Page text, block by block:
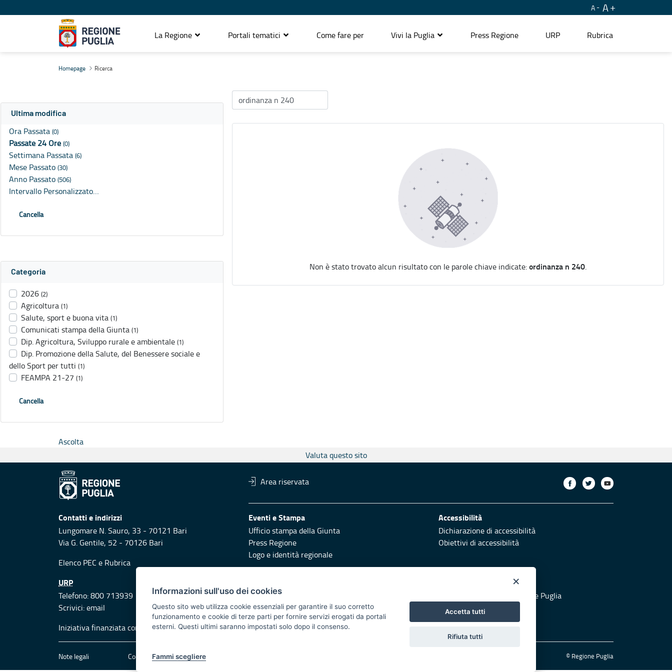
A A
La Regione Portali tematici Come fare per Vivi la Puglia Press Regione URP Rubrica
Homepage Ricerca
Ultima modifica
Ora Passata (0)
Passate 24 Ore (0)
Settimana Passata (6)
Mese Passato (30)
Anno Passato (506)
Intervallo Personalizzato…
Cancella
Categoria
2026 (2)
Agricoltura (1)
Salute, sport e buona vita (1)
Comunicati stampa della Giunta (1)
Dip. Agricoltura, Sviluppo rurale e ambientale (1)
Dip. Promozione della Salute, del Benessere sociale e
dello Sport per tutti (1)
FEAMPA 21-27 (1)
Cancella
Non è stato trovato alcun risultato con le parole chiave indicate:ordinanza n 240.
Ascolta
Valuta questo sito
Area riservata
Contatti e indirizzi
Lungomare N. Sauro, 33 - 70121 Bari
Via G. Gentile, 52 - 70126 Bari
Elenco PEC e Rubrica
Eventi e Stampa
Ufficio stampa della Giunta
Press Regione
Logo e identità regionale
Accessibilità
Dichiarazione di accessibilità
Obiettivi di accessibilità
URP
Telefono: 800 713939
Scrivici:email
Responsabili di pubblicazione Vai al sito di Protezione Civile Puglia
Iniziativa finanziata con risorse del POR Puglia 2014/2020 - Asse XI
Note legali Cookie e privacy © Regione Puglia
×
Informazioni sull'uso dei cookies
Questo sito web utilizza cookie essenziali per garantire il suo corretto
funzionamento e cookie di terze parti per fornire servizi erogati da portali
esterni. Questi ultimi saranno impostati solo dopo il consenso.
Fammi scegliere
Accetta tutti
Rifiuta tutti